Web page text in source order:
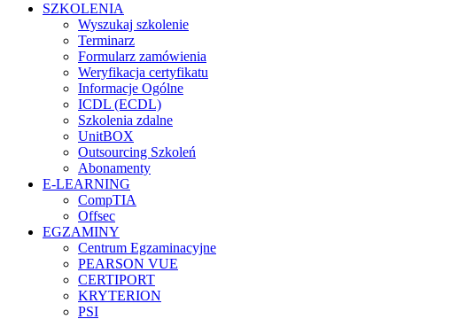
SZKOLENIA
Wyszukaj szkolenie
Terminarz
Formularz zamówienia
Weryfikacja certyfikatu
Informacje Ogólne
ICDL (ECDL)
Szkolenia zdalne
UnitBOX
Outsourcing Szkoleń
Abonamenty
E-LEARNING
CompTIA
Offsec
EGZAMINY
Centrum Egzaminacyjne
PEARSON VUE
CERTIPORT
KRYTERION
PSI